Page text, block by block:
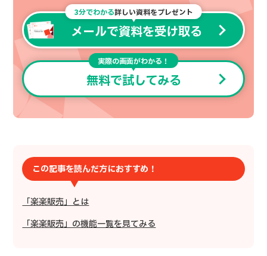
3分でわかる詳しい資料をプレゼント
メールで資料を受け取る
実際の画面がわかる！
無料で試してみる
この記事を読んだ方におすすめ！
「楽楽販売」とは
「楽楽販売」の機能一覧を見てみる